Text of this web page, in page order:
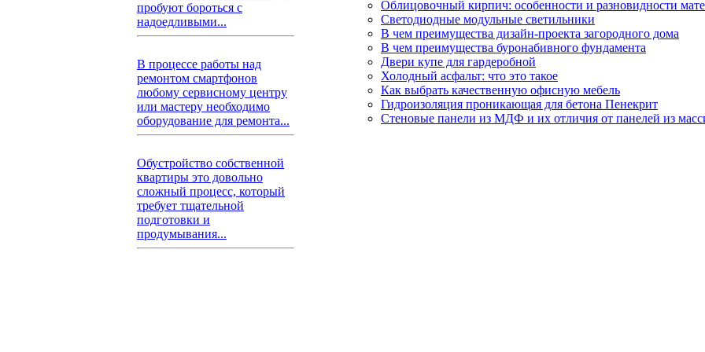
пробуют бороться с
надоедливыми...
В процессе работы над
ремонтом смартфонов
любому сервисному центру
или мастеру необходимо
оборудование для ремонта...
Обустройство собственной
квартиры это довольно
сложный процесс, который
требует тщательной
подготовки и
продумывания...
Облицовочный кирпич: особенности и разновидности
Светодиодные модульные светильники
В чем преимущества дизайн-проекта загородного дома
В чем преимущества буронабивного фундамента
Двери купе для гардеробной
Холодный асфальт: что это такое
Как выбрать качественную офисную мебель
Гидроизоляция проникающая для бетона Пенекрит
Стеновые панели из МДФ и их отличия от панелей из